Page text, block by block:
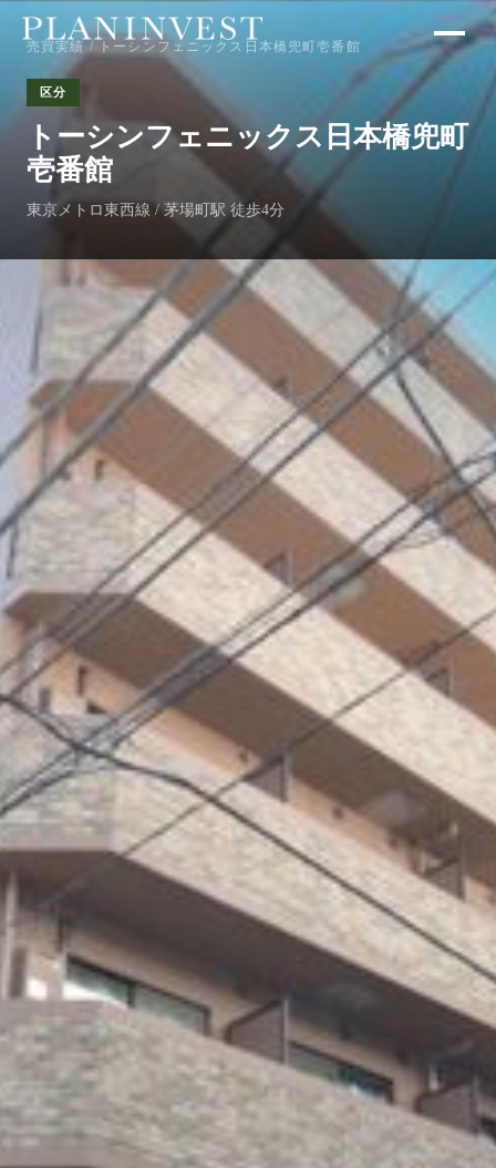
売買実績 / トーシンフェニックス日本橋兜町壱番館
区分
トーシンフェニックス日本橋兜町
壱番館
東京メトロ東西線 / 茅場町駅 徒歩4分